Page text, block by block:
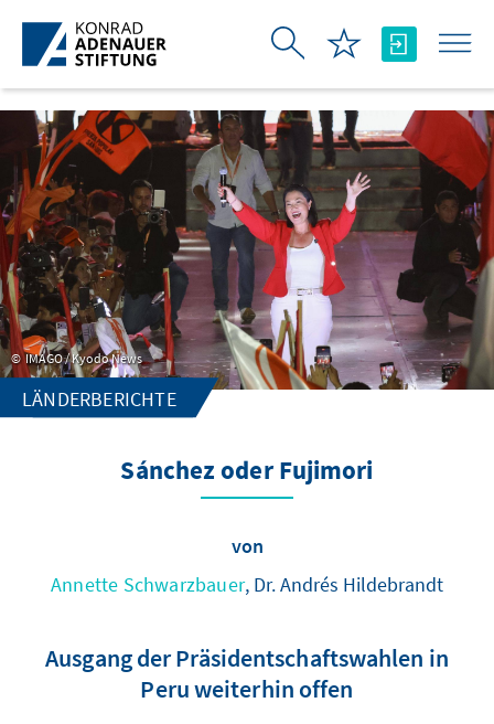
Zum Hauptinhalt springen
IMAGO / Kyodo News
LÄNDERBERICHTE
Sánchez oder Fujimori
von
Annette Schwarzbauer, Dr. Andrés Hildebrandt
Ausgang der Präsidentschaftswahlen in
Peru weiterhin offen